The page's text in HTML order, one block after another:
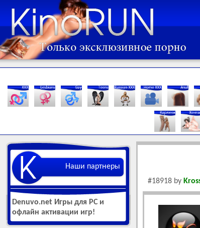
Наши партнеры
Denuvo.net Игры для РС и
офлайн активации игр!
#18918 by